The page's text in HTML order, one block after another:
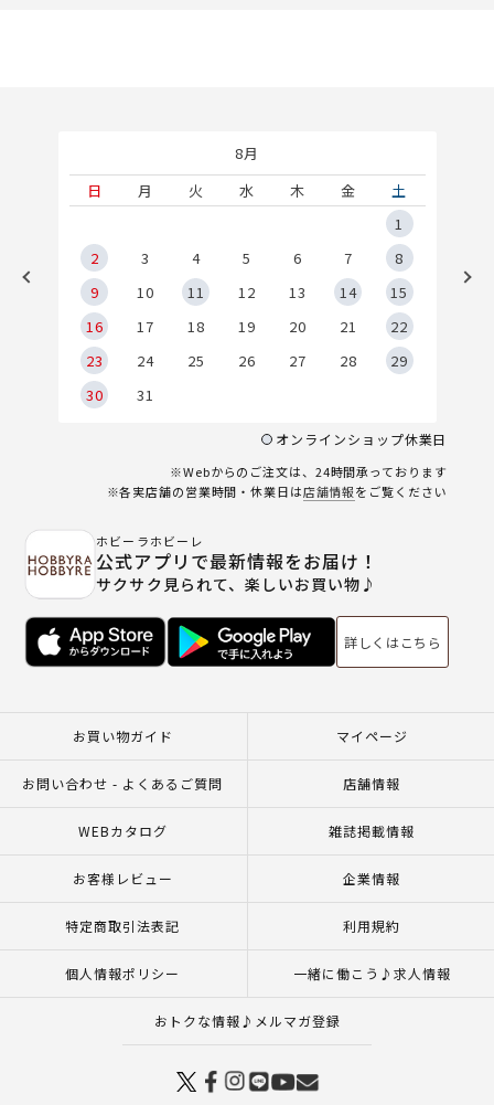
8月
日
月 火 水 木 金
土
1
2
3 4 5 6 7
8
9
10 11 12 13 14
15
16
17 18 19 20 21
22
23
24 25 26 27 28
29
30
31
オンラインショップ休業日
※Webからのご注文は、24時間承っております
※各実店舗の営業時間・休業日は店舗情報をご覧ください
ホビーラホビーレ
公式アプリで最新情報をお届け！
サクサク見られて、楽しいお買い物♪
詳しくはこちら
お買い物ガイド マイページ
お問い合わせ - よくあるご質問 店舗情報
WEBカタログ 雑誌掲載情報
お客様レビュー 企業情報
特定商取引法表記 利用規約
個人情報ポリシー 一緒に働こう♪求人情報
おトクな情報♪メルマガ登録